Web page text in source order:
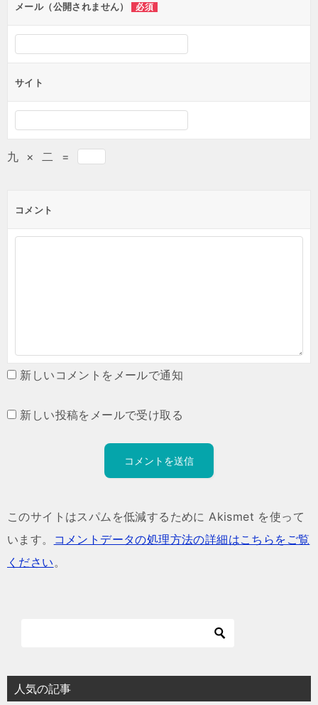
メール（公開されません） 必須
サイト
九 × 二 =
コメント
新しいコメントをメールで通知
新しい投稿をメールで受け取る
このサイトはスパムを低減するために Akismet を使って
います。
コメントデータの処理方法の詳細はこちらをご覧
ください。
人気の記事